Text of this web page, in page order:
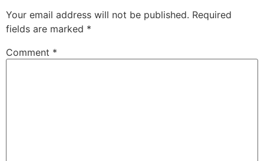
Your email address will not be published. Required
fields are marked *
Comment *